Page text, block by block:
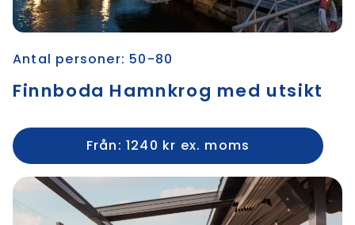
Antal personer: 50-80
Finnboda Hamnkrog med utsikt
Från: 1240 kr ex. moms